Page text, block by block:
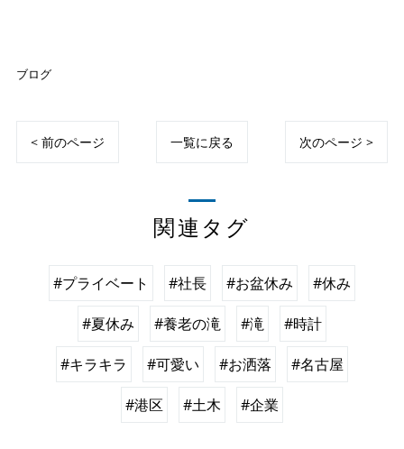
ブログ
< 前のページ 一覧に戻る 次のページ >
関連タグ
#プライベート #社長 #お盆休み #休み
#夏休み #養老の滝 #滝 #時計
#キラキラ #可愛い #お洒落 #名古屋
#港区 #土木 #企業